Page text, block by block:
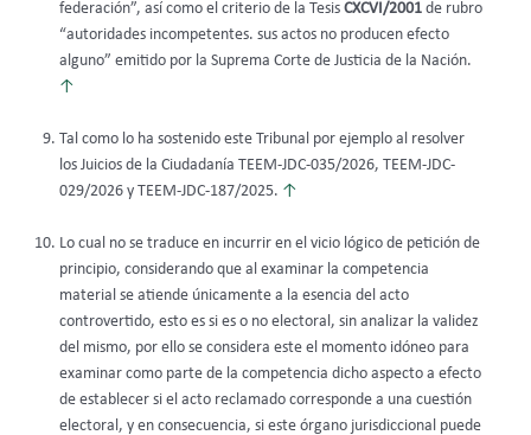
federación”, así como el criterio de la Tesis CXCVI/2001 de rubro
“autoridades incompetentes. sus actos no producen efecto
alguno” emitido por la Suprema Corte de Justicia de la Nación.
↑
Tal como lo ha sostenido este Tribunal por ejemplo al resolver
los Juicios de la Ciudadanía TEEM-JDC-035/2026, TEEM-JDC-
029/2026 y TEEM-JDC-187/2025. ↑
Lo cual no se traduce en incurrir en el vicio lógico de petición de
principio, considerando que al examinar la competencia
material se atiende únicamente a la esencia del acto
controvertido, esto es si es o no electoral, sin analizar la validez
del mismo, por ello se considera este el momento idóneo para
examinar como parte de la competencia dicho aspecto a efecto
de establecer si el acto reclamado corresponde a una cuestión
electoral, y en consecuencia, si este órgano jurisdiccional puede